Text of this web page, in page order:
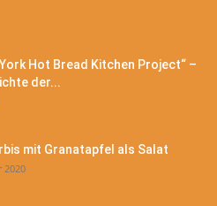
York Hot Bread Kitchen Project“ –
der...
mit Granatapfel als Salat
2020